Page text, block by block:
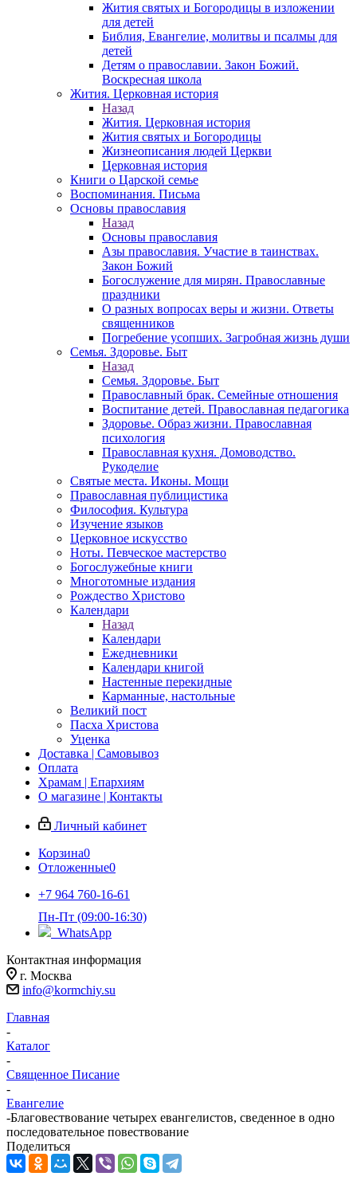
Жития святых и Богородицы в изложении
для детей
Библия, Евангелие, молитвы и псалмы для
детей
Детям о православии. Закон Божий.
Воскресная школа
Жития. Церковная история
Назад
Жития. Церковная история
Жития святых и Богородицы
Жизнеописания людей Церкви
Церковная история
Книги о Царской семье
Воспоминания. Письма
Основы православия
Назад
Основы православия
Азы православия. Участие в таинствах.
Закон Божий
Богослужение для мирян. Православные
праздники
О разных вопросах веры и жизни. Ответы
священников
Погребение усопших. Загробная жизнь души
Семья. Здоровье. Быт
Назад
Семья. Здоровье. Быт
Православный брак. Семейные отношения
Воспитание детей. Православная педагогика
Здоровье. Образ жизни. Православная
психология
Православная кухня. Домоводство.
Рукоделие
Святые места. Иконы. Мощи
Православная публицистика
Философия. Культура
Изучение языков
Церковное искусство
Ноты. Певческое мастерство
Богослужебные книги
Многотомные издания
Рождество Христово
Календари
Назад
Календари
Ежедневники
Календари книгой
Настенные перекидные
Карманные, настольные
Великий пост
Пасха Христова
Уценка
Доставка | Самовывоз
Оплата
Храмам | Епархиям
О магазине | Контакты
Личный кабинет
Корзина0
Отложенные0
+7 964 760-16-61
Пн-Пт (09:00-16:30)
WhatsApp
Контактная информация
г. Москва
info@kormchiy.su
Главная
-
Каталог
-
Священное Писание
-
Евангелие
-Благовествование четырех евангелистов, сведенное в одно
последовательное повествование
Поделиться